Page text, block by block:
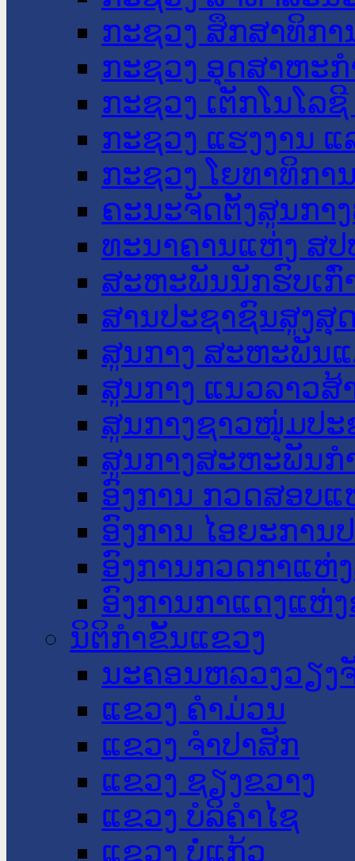
ກະຊວງ ສຶກສາທິກາ
ກະຊວງ ອຸດສາຫະ
ກະຊວງ ເຕັກໂນໂລ
ກະຊວງ ແຮງງານ
ກະຊວງ ໂຍທາທິກາ
ຄະນະຈັດຕັ້ງສູນກາ
ທະນາຄານແຫ່ງ ສປ
ສະຫະພັນນັກຮົບເກົ່
ສານປະຊາຊົນສູງສຸ
ສູນກາງ ສະຫະພັນ
ສູນກາງ ແນວລາວສ້
ສູນກາງຊາວໜຸ່ມປະ
ສູນກາງສະຫະພັນກ
ອົງການ ກວດສອບແ
ອົງການ ໄອຍະການ
ອົງການກວດກາແຫ່
ອົງການກາແດງແຫ່
ນິຕິກໍາຂັ້ນແຂວງ
ນະ​ຄອນ​ຫລວງວຽງ
ແຂວງ ຄໍາມ່ວນ
ແຂວງ ຈໍາປາສັກ
ແຂວງ ຊຽງຂວາງ
ແຂວງ ບໍລິຄໍາໄຊ
ແຂວງ ບໍ່ແກ້ວ